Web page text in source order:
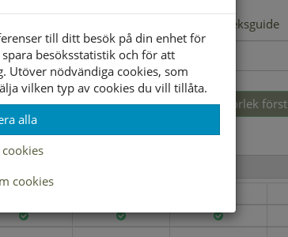
Storleksguide
Välj storlek först
till ditt besök på din enhet för
besöksstatistik och för att
Utöver nödvändiga cookies, som
vilken typ av cookies du vill tillåta.
alla
cookies